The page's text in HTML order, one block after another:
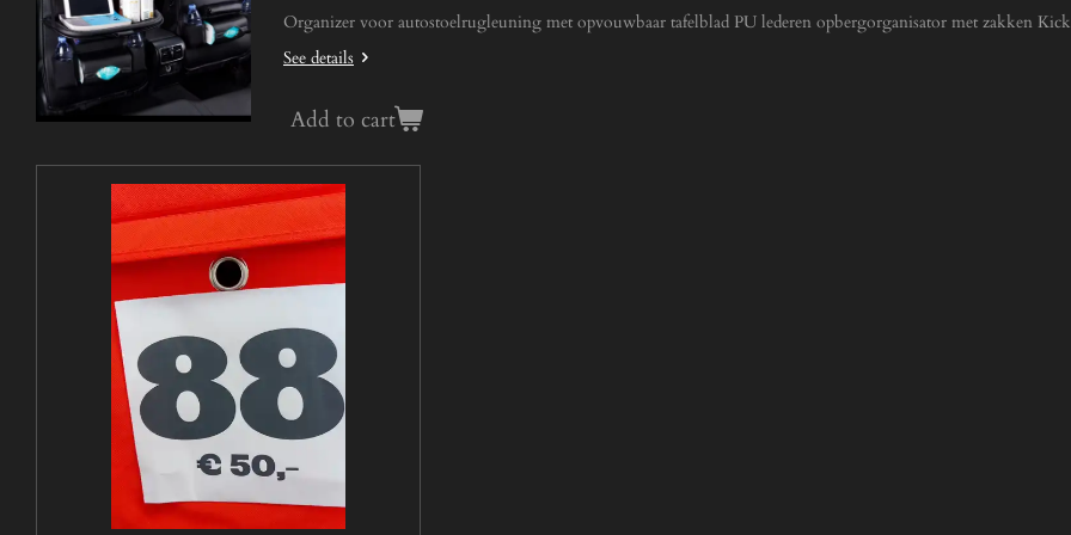
Organizer voor autostoelrugleuning met opvouwbaar tafelblad PU lederen opbergorganisator met zakken Kick
See details
Add to cart